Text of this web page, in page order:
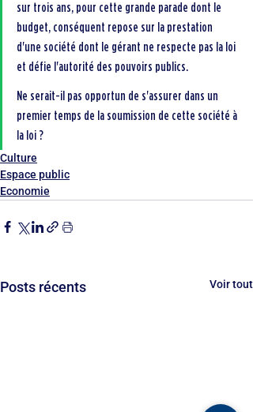
sur trois ans, pour cette grande parade dont le
budget, conséquent repose sur la prestation
d'une société dont le gérant ne respecte pas la loi
et défie l'autorité des pouvoirs publics.
Ne serait-il pas opportun de s'assurer dans un
premier temps de la soumission de cette société à
la loi ?
Culture
Espace public
Economie
Posts récents Voir tout